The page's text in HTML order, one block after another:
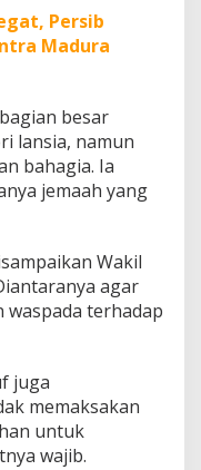
Persib
Madura
besar
lansia, namun
bahagia. Ia
jemaah yang
Wakil
agar
waspada terhadap
juga
memaksakan
untuk
wajib.